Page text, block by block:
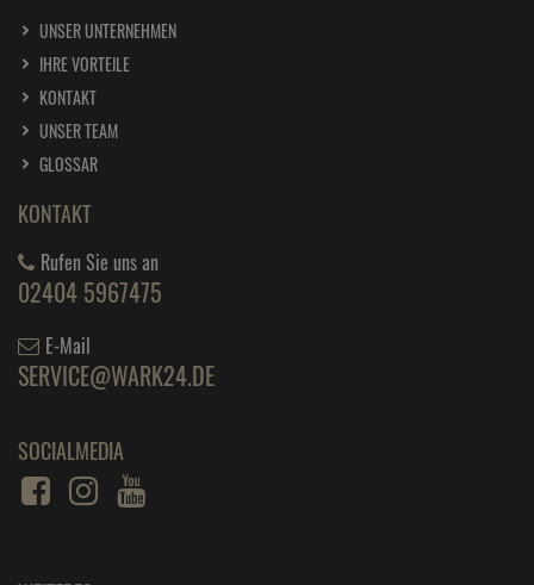
UNSER UNTERNEHMEN
IHRE VORTEILE
KONTAKT
UNSER TEAM
GLOSSAR
KONTAKT
Rufen Sie uns an
02404 5967475
E-Mail
SERVICE@WARK24.DE
SOCIALMEDIA